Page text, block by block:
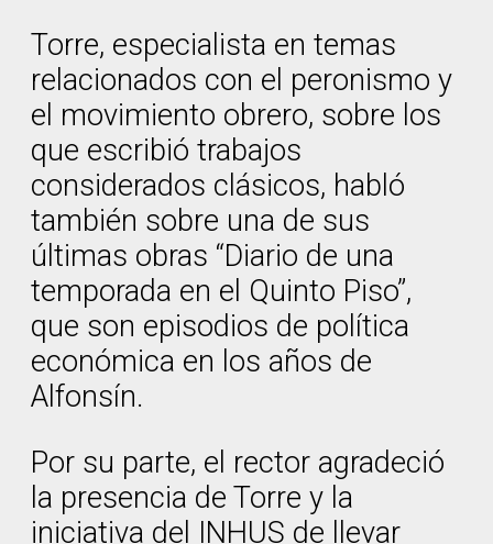
Torre, especialista en temas
relacionados con el peronismo y
el movimiento obrero, sobre los
que escribió trabajos
considerados clásicos, habló
también sobre una de sus
últimas obras “Diario de una
temporada en el Quinto Piso”,
que son episodios de política
económica en los años de
Alfonsín.
Por su parte, el rector agradeció
la presencia de Torre y la
iniciativa del INHUS de llevar